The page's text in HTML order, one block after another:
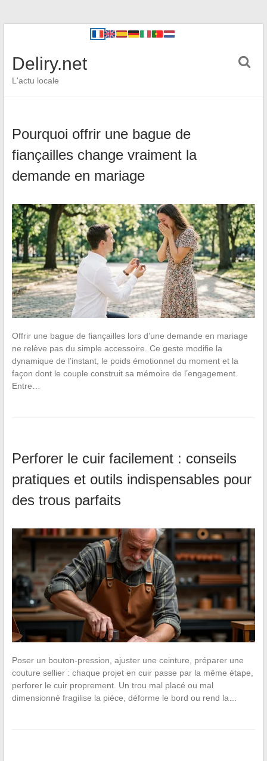
Deliry.net
L'actu locale
Pourquoi offrir une bague de
fiançailles change vraiment la
demande en mariage
Offrir une bague de fiançailles lors d’une demande en mariage
ne relève pas du simple accessoire. Ce geste modifie la
dynamique de l’instant, le poids émotionnel du moment et la
façon dont le couple construit sa mémoire de l’engagement.
Entre…
Perforer le cuir facilement : conseils
pratiques et outils indispensables pour
des trous parfaits
Poser un bouton-pression, ajuster une ceinture, préparer une
couture sellier : chaque projet en cuir passe par la même étape,
perforer le cuir proprement. Un trou mal placé ou mal
dimensionné fragilise la pièce, déforme le bord ou rend la…